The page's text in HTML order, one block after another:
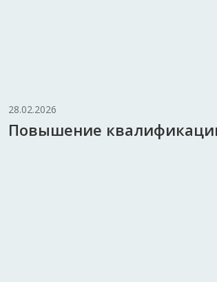
28.02.2026
Повышение